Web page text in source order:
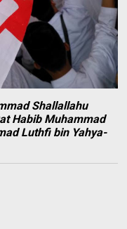
Shallallahu
Habib Muhammad
Luthfi bin Yahya-